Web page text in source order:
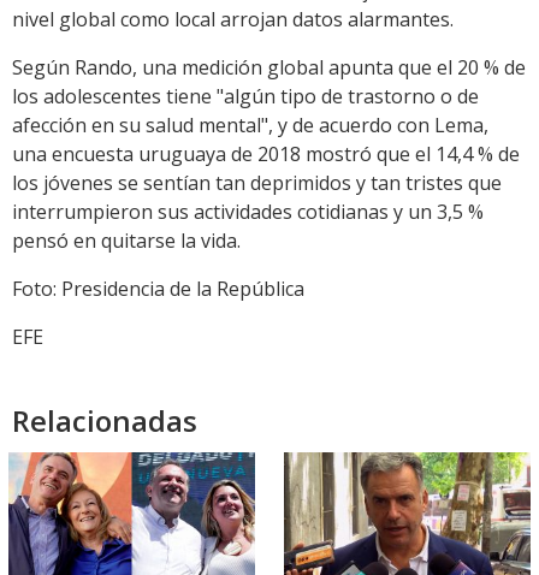
nivel global como local arrojan datos alarmantes.
Según Rando, una medición global apunta que el 20 % de
los adolescentes tiene "algún tipo de trastorno o de
afección en su salud mental", y de acuerdo con Lema,
una encuesta uruguaya de 2018 mostró que el 14,4 % de
los jóvenes se sentían tan deprimidos y tan tristes que
interrumpieron sus actividades cotidianas y un 3,5 %
pensó en quitarse la vida.
Foto: Presidencia de la República
EFE
Relacionadas